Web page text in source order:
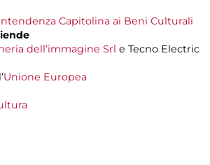
Capitolina ai Beni Culturali
dell’immagine Srl e Tecno Electric
Unione Europea